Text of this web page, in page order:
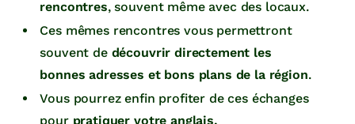
rencontres, souvent même avec des locaux.
Ces mêmes rencontres vous permettront
souvent de découvrir directement les
bonnes adresses et bons plans de la région.
Vous pourrez enfin profiter de ces échanges
pour pratiquer votre anglais.